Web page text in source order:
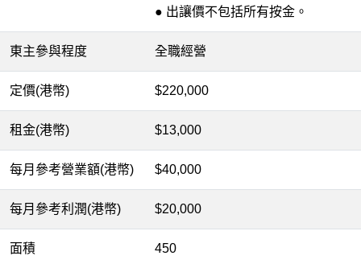
● 出讓價不包括所有按金。
東主參與程度 全職經營
定價(港幣) $220,000
租金(港幣) $13,000
每月參考營業額(港幣) $40,000
每月參考利潤(港幣) $20,000
面積 450